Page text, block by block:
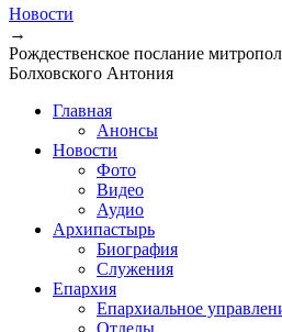
Новости
→
Рождественское послание
Болховского Антония
Главная
Анонсы
Новости
Фото
Видео
Аудио
Архипастырь
Биография
Служения
Епархия
Епархиальное
Отделы